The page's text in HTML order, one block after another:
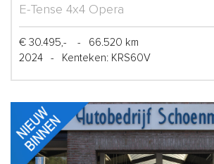
E-Tense 4x4 Opera
€ 30.495,- -
66.520 km
2024
- Kenteken: KRS60V